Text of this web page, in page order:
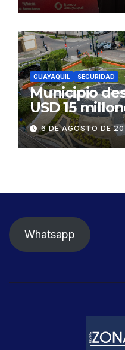
GUAYAQUIL SEGURIDAD
Municipio
USD 15
SEGURA EP
seguridad
6 DE AGOSTO DE
Whatsapp